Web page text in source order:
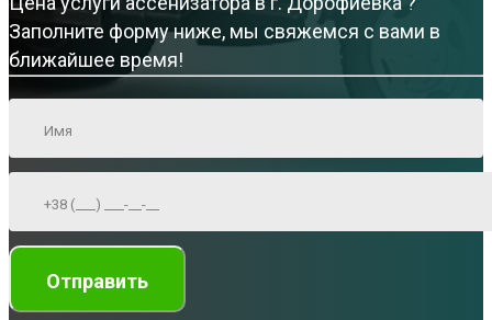
Заполните форму ниже, мы свяжемся с вами в
ближайшее время!